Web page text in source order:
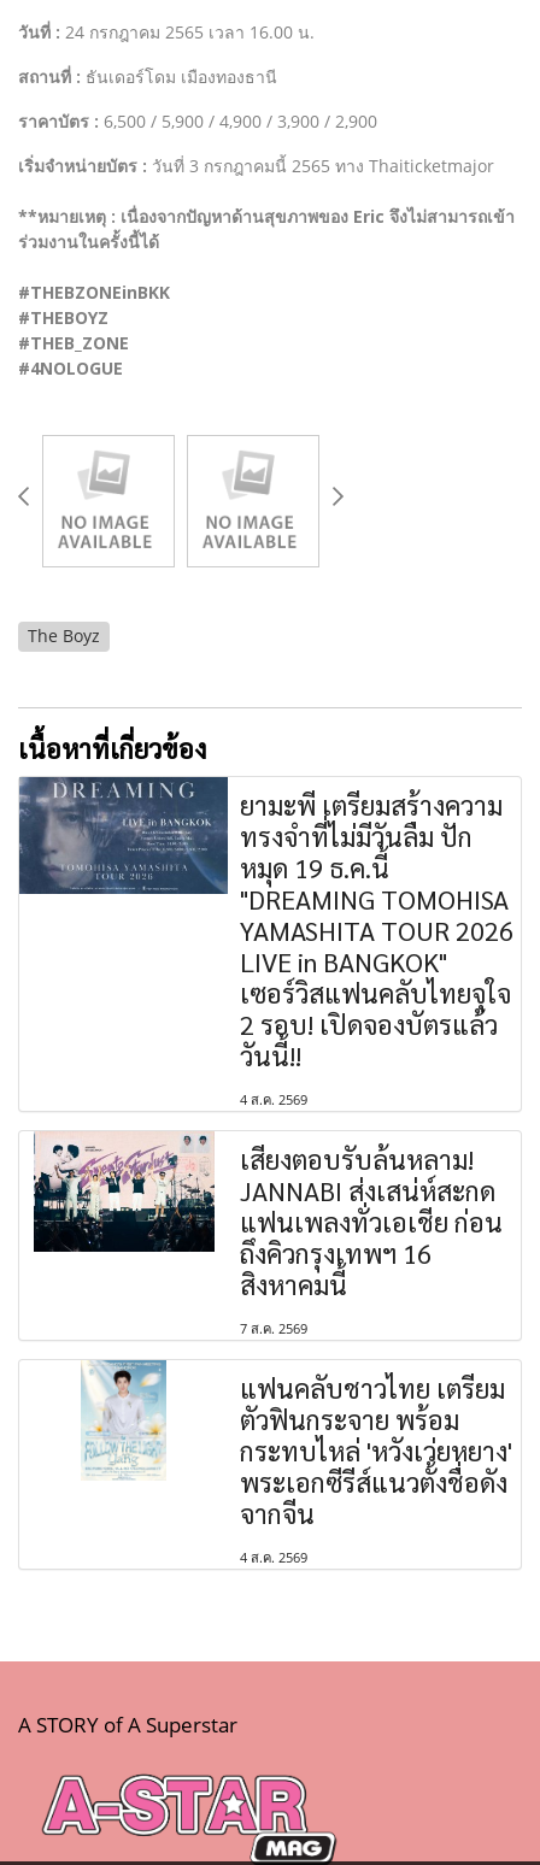
วันที่ : 24 กรกฎาคม 2565 เวลา 16.00 น.
สถานที่ : ธันเดอร์โดม เมืองทองธานี
ราคาบัตร : 6,500 / 5,900 / 4,900 / 3,900 / 2,900
เริ่มจำหน่ายบัตร : วันที่ 3 กรกฎาคมนี้ 2565 ทาง Thaiticketmajor
**หมายเหตุ : เนื่องจากปัญหาด้านสุขภาพของ Eric จึงไม่สามารถเข้า
ร่วมงานในครั้งนี้ได้
#THEBZONEinBKK
#THEBOYZ
#THEB_ZONE
#4NOLOGUE
The Boyz
เนื้อหาที่เกี่ยวข้อง
ยามะพี เตรียมสร้างความ
ทรงจำที่ไม่มีวันลืม ปัก
หมุด 19 ธ.ค.นี้
"DREAMING TOMOHISA
YAMASHITA TOUR 2026
LIVE in BANGKOK"
เซอร์วิสแฟนคลับไทยจุใจ
2 รอบ! เปิดจองบัตรแล้ว
วันนี้!!
4 ส.ค. 2569
เสียงตอบรับล้นหลาม!
JANNABI ส่งเสน่ห์สะกด
แฟนเพลงทั่วเอเชีย ก่อน
ถึงคิวกรุงเทพฯ 16
สิงหาคมนี้
7 ส.ค. 2569
แฟนคลับชาวไทย เตรียม
ตัวฟินกระจาย พร้อม
กระทบไหล่ 'หวังเว่ยหยาง'
พระเอกซีรีส์แนวตั้งชื่อดัง
จากจีน
4 ส.ค. 2569
A STORY of A Superstar